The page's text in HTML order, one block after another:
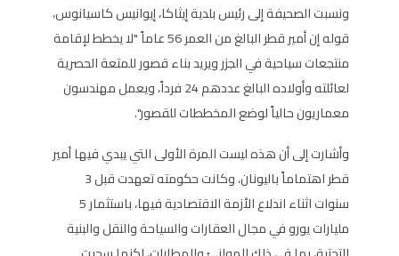
ونسبت الصحيفة إلى رئيس بلدية إيثاكا، إيوانيس كاسيانوس،
قوله إن أمير قطر البالغ من العمر 56 عاماً "لا يخطط لإقامة
منتجعات سياحية في الجزر ويريد بناء قصور للمتعة الحصرية
لعائلته وأولاده البالغ عددهم 24 فرداً، ويعمل مهندسون
معماريون حالياً لوضع المخططات للقصور".
وأشارت إلى أن هذه ليست المرة الأولى التي يبدي فيها أمير
قطر اهتماماً باليونان، وكانت حكومته تعهدت قبل 3
سنوات اثناء اندلاع الأزمة الاقتصادية فيها، باستثمار 5
مليارات يورو في مجال العقارات والسياحة والنقل والبنية